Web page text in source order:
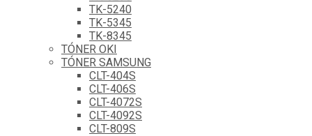
TK-5240
TK-5345
TK-8345
TÓNER OKI
TÓNER SAMSUNG
CLT-404S
CLT-406S
CLT-4072S
CLT-4092S
CLT-809S